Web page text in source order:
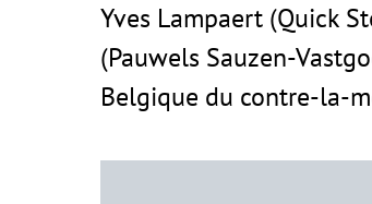
Yves Lampaert (Quick
(Pauwels Sauzen-
Belgique du contre-la-